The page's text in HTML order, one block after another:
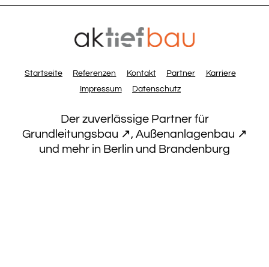
Startseite Referenzen Kontakt Partner
Karriere
Impressum
Datenschutz
Der zuverlässige Partner für
Grundleitungsbau ↗ , Außenanlagenbau ↗
und mehr in Berlin und Brandenburg